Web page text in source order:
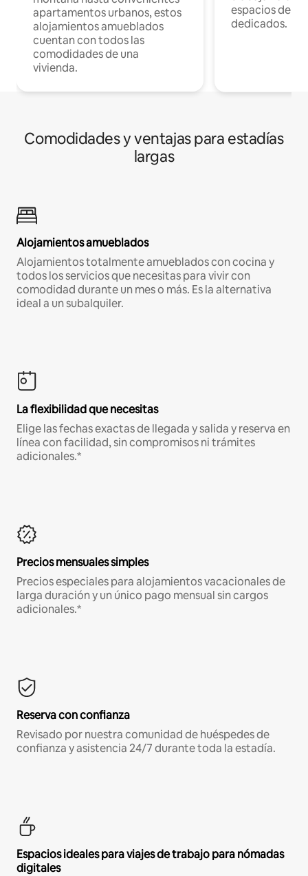
apartamentos urbanos, estos
alojamientos amueblados
cuentan con todos las
comodidades de una
vivienda.
espacios de
dedicados.
Comodidades y ventajas para estadías
largas
Alojamientos amueblados
Alojamientos totalmente amueblados con cocina y
todos los servicios que necesitas para vivir con
comodidad durante un mes o más. Es la alternativa
ideal a un subalquiler.
La flexibilidad que necesitas
Elige las fechas exactas de llegada y salida y reserva en
línea con facilidad, sin compromisos ni trámites
adicionales.*
Precios mensuales simples
Precios especiales para alojamientos vacacionales de
larga duración y un único pago mensual sin cargos
adicionales.*
Reserva con confianza
Revisado por nuestra comunidad de huéspedes de
confianza y asistencia 24/7 durante toda la estadía.
Espacios ideales para viajes de trabajo para nómadas
digitales